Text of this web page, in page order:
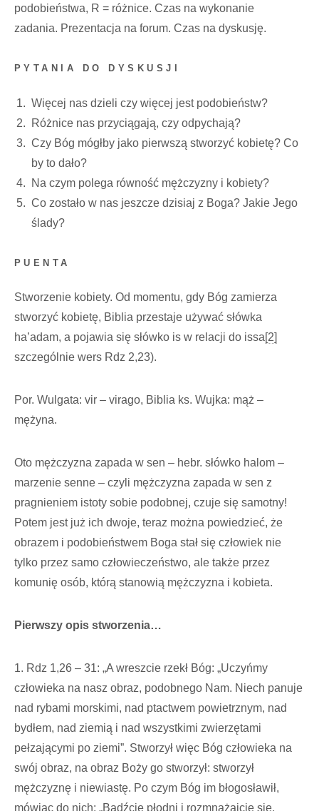
podobieństwa, R = różnice. Czas na wykonanie
zadania. Prezentacja na forum. Czas na dyskusję.
PYTANIA DO DYSKUSJI
Więcej nas dzieli czy więcej jest podobieństw?
Różnice nas przyciągają, czy odpychają?
Czy Bóg mógłby jako pierwszą stworzyć kobietę? Co
by to dało?
Na czym polega równość mężczyzny i kobiety?
Co zostało w nas jeszcze dzisiaj z Boga? Jakie Jego
ślady?
PUENTA
Stworzenie kobiety. Od momentu, gdy Bóg zamierza
stworzyć kobietę, Biblia przestaje używać słówka
ha’adam, a pojawia się słówko is w relacji do issa[2]
szczególnie wers Rdz 2,23).
Por. Wulgata: vir – virago, Biblia ks. Wujka: mąż –
mężyna.
Oto mężczyzna zapada w sen – hebr. słówko halom –
marzenie senne – czyli mężczyzna zapada w sen z
pragnieniem istoty sobie podobnej, czuje się samotny!
Potem jest już ich dwoje, teraz można powiedzieć, że
obrazem i podobieństwem Boga stał się człowiek nie
tylko przez samo człowieczeństwo, ale także przez
komunię osób, którą stanowią mężczyzna i kobieta.
Pierwszy opis stworzenia…
1. Rdz 1,26 – 31: „A wreszcie rzekł Bóg: „Uczyńmy
człowieka na nasz obraz, podobnego Nam. Niech panuje
nad rybami morskimi, nad ptactwem powietrznym, nad
bydłem, nad ziemią i nad wszystkimi zwierzętami
pełzającymi po ziemi”. Stworzył więc Bóg człowieka na
swój obraz, na obraz Boży go stworzył: stworzył
mężczyznę i niewiastę. Po czym Bóg im błogosławił,
mówiąc do nich: „Bądźcie płodni i rozmnażajcie się,